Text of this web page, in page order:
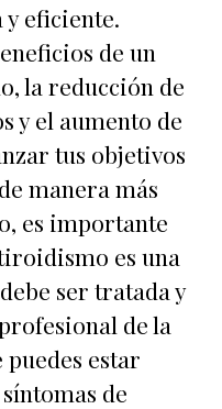
eficiente.
de un
la reducción de
y el aumento de
tus objetivos
manera más
es importante
es una
ser tratada y
de la
puedes estar
de